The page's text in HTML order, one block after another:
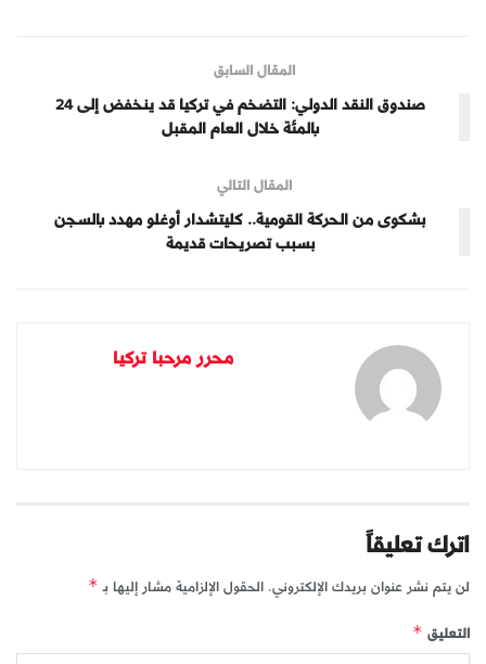
المقال السابق
صندوق النقد الدولي: التضخم في تركيا قد ينخفض إلى 24
بالمئة خلال العام المقبل
المقال التالي
بشكوى من الحركة القومية.. كليتشدار أوغلو مهدد بالسجن
بسبب تصريحات قديمة
محرر مرحبا تركيا
اترك تعليقاً
لن يتم نشر عنوان بريدك الإلكتروني. الحقول الإلزامية مشار إليها بـ*
التعليق*